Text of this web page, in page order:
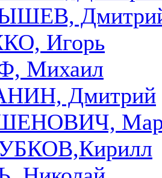
Игорь
Михаил
Дмитрий